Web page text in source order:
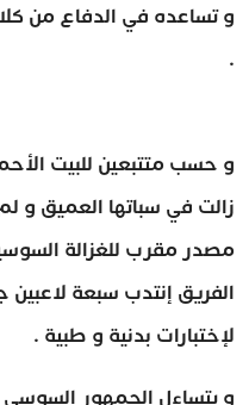
و تساعده في الدفاع من كلا
.
و حسب متتبعين للبيت
زالت في سباتها العميق و
مصدر مقرب للغزالة
الفريق إنتدب سبعة
لإختبارات بدنية و طبية .
و يتساءل الجمهور